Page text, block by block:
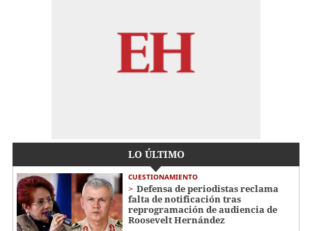
LO ÚLTIMO
CUESTIONAMIENTO
Defensa de periodistas reclama
falta de notificación tras
reprogramación de audiencia de
Roosevelt Hernández